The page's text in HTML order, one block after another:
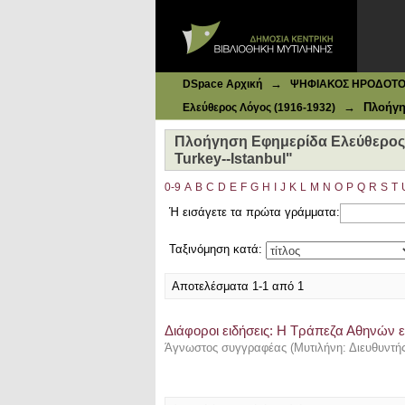
DSpace Αρχική → ΨΗΦΙΑΚΟΣ ΗΡΟΔΟΤΟΣ:
Ελεύθερος Λόγος (1916-1932)
→
Πλοήγηση Εφημερίδα
Turkey--Istanbul"
0-9 A B C D E F G H J K L M N O P Q R S T
Ή εισάγετε τα πρώτα γράμματα:
Ταξινόμηση κατά:
Αποτελέσματα 1-1 από 1
Διάφοροι ειδήσεις: Η Τράπεζα Αθηνών
Άγνωστος συγγραφέας (Μυτιλήνη: